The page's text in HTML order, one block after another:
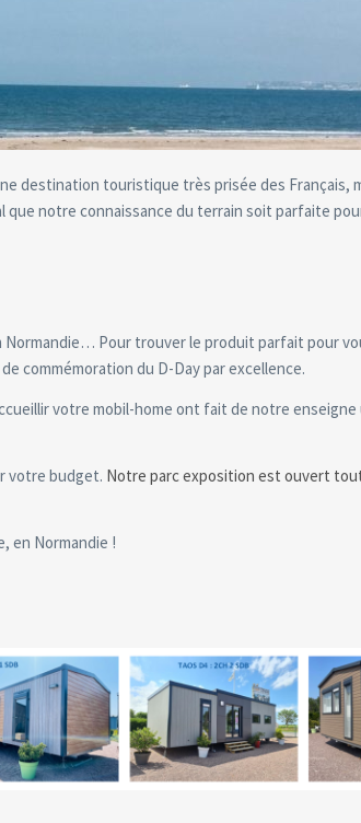
destination touristique très prisée des Français,
notre connaissance du terrain soit parfaite
Normandie… Pour trouver le produit parfait pour
commémoration du D-Day par excellence.
votre mobil-home ont fait de notre
votre budget. Notre parc exposition est ouvert
en Normandie !